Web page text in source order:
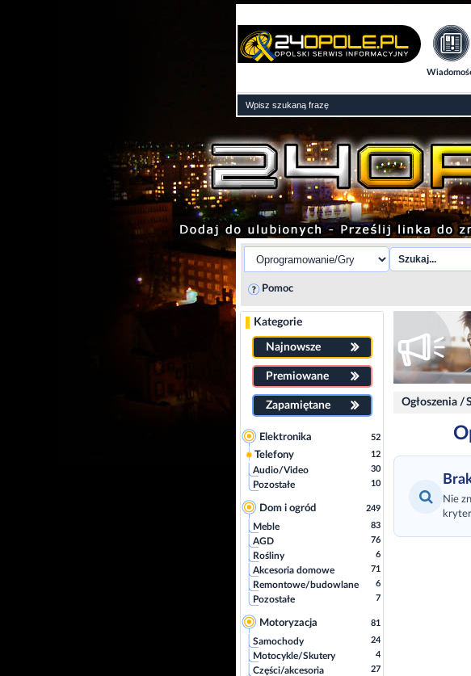
Pomoc
Kategorie
Najnowsze
Premiowane
Zapamiętane
Elektronika 52
Telefony 12
Audio/Video 30
Pozostałe 10
Dom i ogród 249
Meble 83
AGD 76
Rośliny 6
Akcesoria domowe 71
Remontowe/budowlane 6
Pozostałe 7
Motoryzacja 81
Samochody 24
Motocykle/Skutery 4
Części/akcesoria 27
Ogłoszenia /
Nie